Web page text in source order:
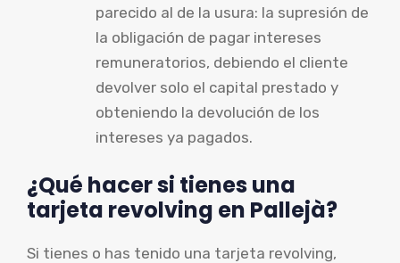
parecido al de la usura: la supresión de
la obligación de pagar intereses
remuneratorios, debiendo el cliente
devolver solo el capital prestado y
obteniendo la devolución de los
intereses ya pagados.
¿Qué hacer si tienes una
tarjeta revolving en Pallejà?
Si tienes o has tenido una tarjeta revolving,